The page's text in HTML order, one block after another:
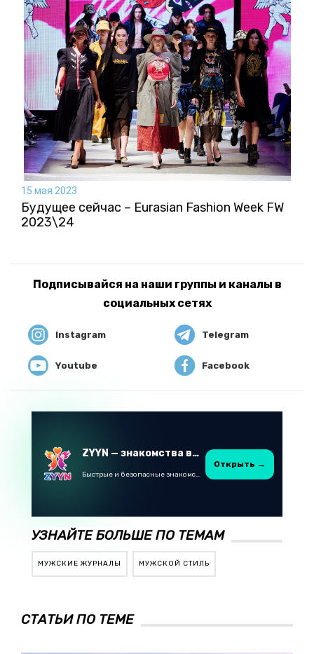
15 мая 2023
Будущее сейчас – Eurasian Fashion Week FW
2023\24
Подписывайся на наши группы и каналы в
социальных сетях
Instagram Telegram
Youtube Facebook
ZYYN — знакомства в Казахстане
Быстрые и безопасные знакомства в Telegram
Открыть →
УЗНАЙТЕ БОЛЬШЕ ПО ТЕМАМ
МУЖСКИЕ ЖУРНАЛЫ МУЖСКОЙ СТИЛЬ
СТАТЬИ ПО ТЕМЕ